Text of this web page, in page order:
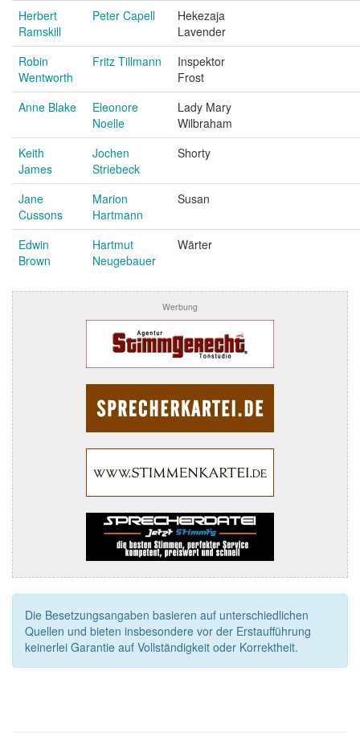
Herbert
Ramskill
Peter Capell
Hekezaja
Lavender
Robin
Wentworth
Fritz Tillmann
Inspektor
Frost
Anne Blake
Eleonore
Noelle
Lady Mary
Wilbraham
Keith
James
Jochen
Striebeck
Shorty
Jane
Cussons
Marion
Hartmann
Susan
Edwin
Brown
Hartmut
Neugebauer
Wärter
Werbung
Die Besetzungsangaben basieren auf unterschiedlichen
Quellen und bieten insbesondere vor der Erstaufführung
keinerlei Garantie auf Vollständigkeit oder Korrektheit.